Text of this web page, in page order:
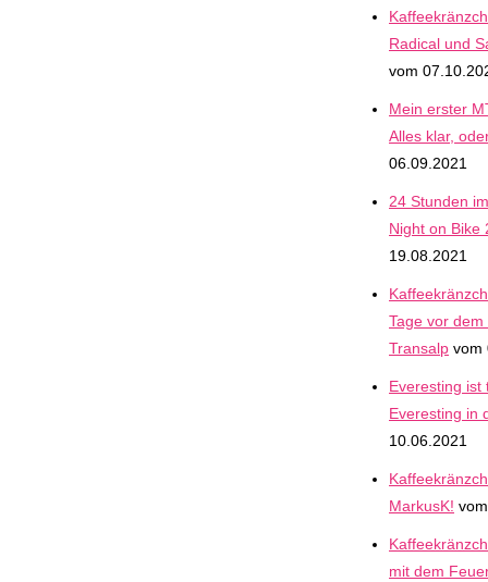
Radical und
vom
Mein erster
Alles klar,
06.09.2021
24 Stunden
Night on Bike
19.08.2021
Tage vor
Transalp vom
Everesting ist
Everesting in
10.06.2021
MarkusK!
mit dem